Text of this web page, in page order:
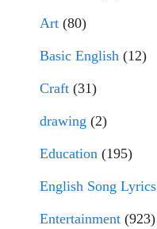
Art (80)
Basic English (12)
Craft (31)
drawing (2)
Education (195)
English Song Lyrics
Entertainment (923)